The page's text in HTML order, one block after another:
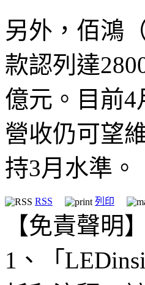
另外，佰鴻
款認列達
億元。目前4
營收仍可望
持3月水準。
RSS 列印
【免責聲明】
1、「